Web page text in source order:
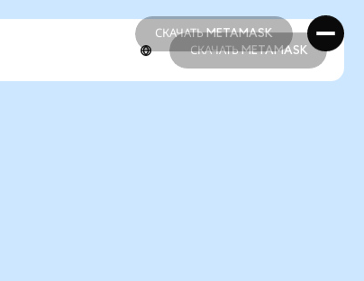
СКАЧАТЬ METAMASK
СКАЧАТЬ METAMASK
СКАЧАТЬ METAMASK